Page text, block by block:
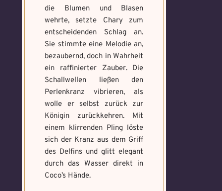
die Blumen und Blasen
wehrte, setzte Chary zum
entscheidenden Schlag an.
Sie stimmte eine Melodie an,
bezaubernd, doch in Wahrheit
ein raffinierter Zauber. Die
Schallwellen ließen den
Perlenkranz vibrieren, als
wolle er selbst zurück zur
Königin zurückkehren. Mit
einem klirrenden Pling löste
sich der Kranz aus dem Griff
des Delfins und glitt elegant
durch das Wasser direkt in
Coco’s Hände.